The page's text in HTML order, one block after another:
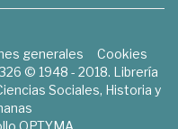
generales
Cookies
© 1948 - 2018. Librería
Sociales, Historia y